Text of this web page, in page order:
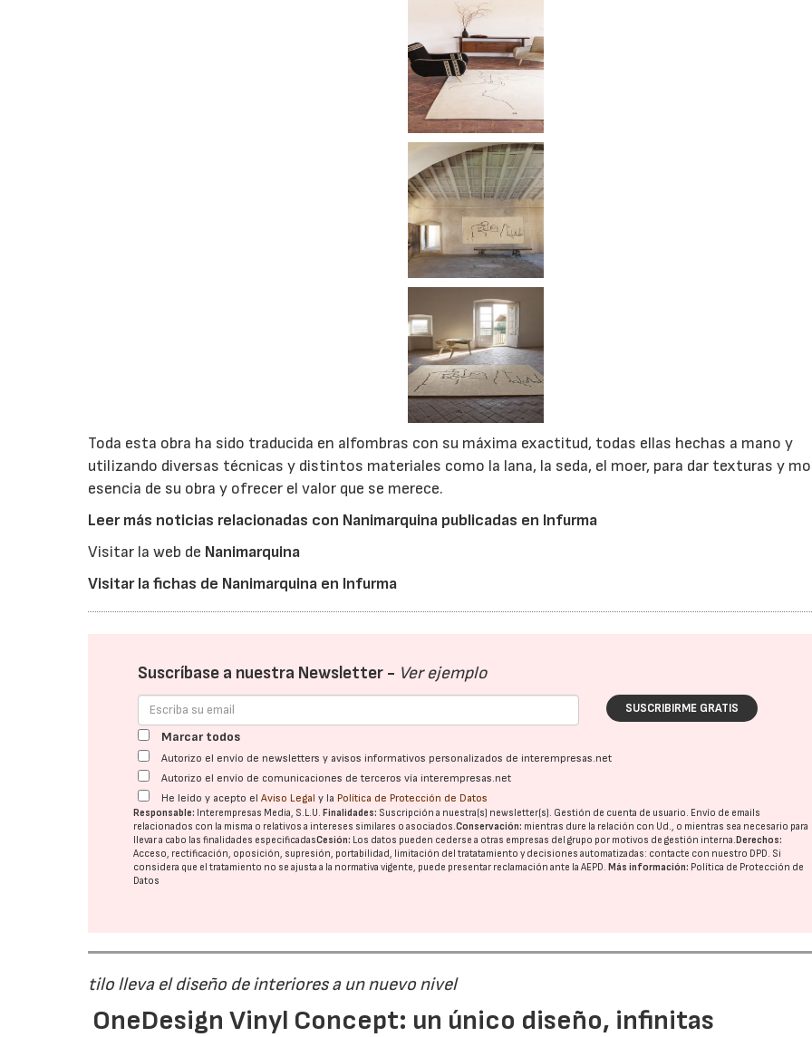
Toda esta obra ha sido traducida en alfombras con su máxima exactitud, todas ellas hechas a mano y
utilizando diversas técnicas y distintos materiales como la lana, la seda, el moer, para dar texturas y
esencia de su obra y ofrecer el valor que se merece.
Leer más noticias relacionadas con Nanimarquina publicadas en Infurma
Visitar la web de Nanimarquina
Visitar la fichas de Nanimarquina en Infurma
Suscríbase a nuestra Newsletter - Ver ejemplo
SUSCRIBIRME GRATIS
Marcar todos
Autorizo el envío de newsletters y avisos informativos personalizados de interempresas.net
Autorizo el envío de comunicaciones de terceros vía interempresas.net
He leído y acepto elAviso Legal y la Política de Protección de Datos
Responsable: Interempresas Media, S.L.U.Finalidades: Suscripción a nuestra(s) newsletter(s). Gestión de cuenta de usuario. Envío de emails
relacionados con la misma o relativos a intereses similares o asociados.Conservación: mientras dure la relación con Ud., o mientras sea necesario para
llevar a cabo las finalidades especificadasCesión: Los datos pueden cederse a otras empresas del grupo por motivos de gestión interna.Derechos:
Acceso, rectificación, oposición, supresión, portabilidad, limitación del tratatamiento y decisiones automatizadas: contacte con nuestro DPD. Si
considera que el tratamiento no se ajusta a la normativa vigente, puede presentar reclamación ante laAEPD.Más información: Política de Protección de
Datos
tilo lleva el diseño de interiores a un nuevo nivel
OneDesign Vinyl Concept: un único diseño, infinitas